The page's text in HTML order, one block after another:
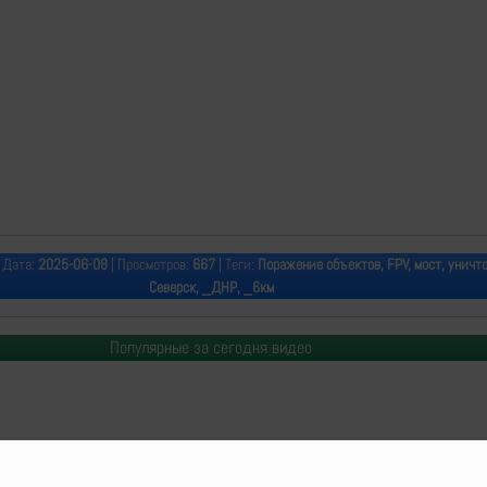
Дата: 2025-06-08 | Просмотров: 667 | Теги: Поражение объектов, FPV, мост,
Северск, _ДНР, _6км
Популярные за сегодня видео